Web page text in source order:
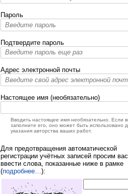
Пароль
Подтвердите пароль
Адрес электронной почты
Настоящее имя (необязательно)
Вводить настоящее имя необязательно. Если
заполните его, оно может быть использовано
указания авторства ваших работ.
Для предотвращения автоматической
регистрации учётных записей просим вас
ввести слова, показанные ниже в рамке
(подробнее… ):